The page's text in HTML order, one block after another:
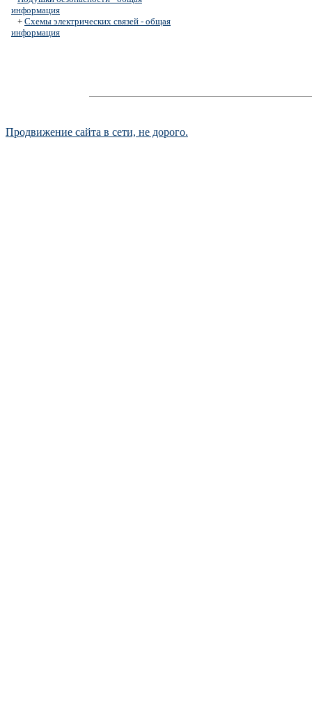
информация
+ Схемы электрических связей - общая
информация
Продвижение сайта в сети, не дорого.